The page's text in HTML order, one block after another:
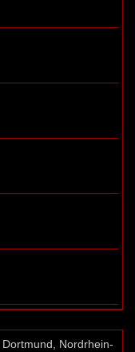
Nordrhein-